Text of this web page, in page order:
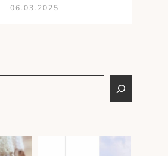
06.03.2025